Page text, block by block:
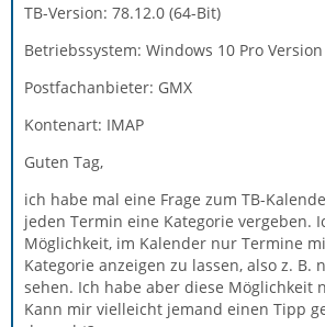
TB-Version: 78.12.0 (64-Bit)
Betriebssystem: Windows 10 Pro Version
Postfachanbieter: GMX
Kontenart: IMAP
Guten Tag,
ich habe mal eine Frage zum TB-
jeden Termin eine Kategorie vergeben.
Möglichkeit, im Kalender nur Termine
Kategorie anzeigen zu lassen, also z. B.
sehen. Ich habe aber diese Möglichkeit
Kann mir vielleicht jemand einen Tipp